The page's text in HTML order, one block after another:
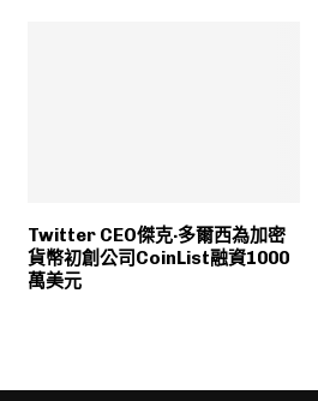
Twitter CEO傑克·多爾西為加密
貨幣初創公司CoinList融資1000
萬美元